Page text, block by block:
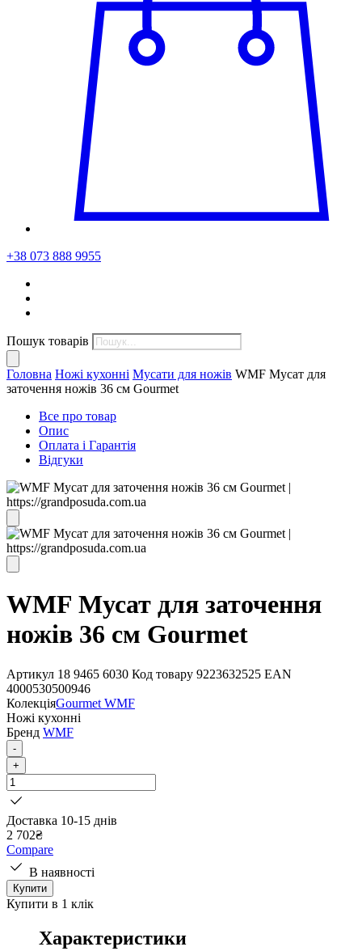
+38 073 888 9955
Пошук товарів
Головна Ножі кухонні Мусати для ножів WMF Мусат для
заточення ножів 36 см Gourmet
Все про товар
Опис
Оплата і Гарантія
Відгуки
WMF Мусат для заточення
ножів 36 см Gourmet
Артикул 18 9465 6030 Код товару 9223632525 EAN
4000530500946
КолекціяGourmet WMF
Ножі кухонні
Бренд WMF
-
+
Доставка 10-15 днів
2 702₴
Compare
В наявності
Купити
Купити в 1 клік
Характеристики